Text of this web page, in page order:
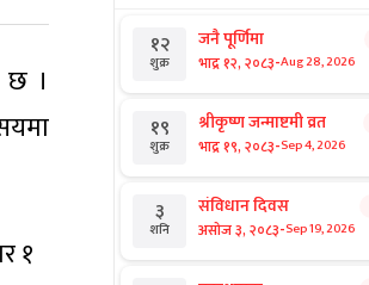
छ ।
१
१२
शुक्र
जनै पूर्णिमा
भाद्र १२, २०८३-Aug 28, 2026
१९
शुक्र
श्रीकृष्ण जन्माष्टमी व्रत
भाद्र १९, २०८३-Sep 4, 2026
३
शनि
संविधान दिवस
असोज ३, २०८३-Sep 19, 2026